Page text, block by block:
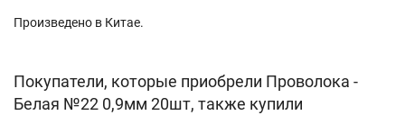
Произведено в Китае.
Покупатели, которые приобрели Проволока -
Белая №22 0,9мм 20шт, также купили